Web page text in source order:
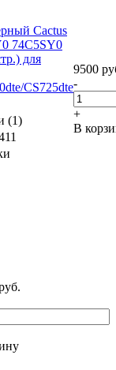
Cactus
74C5SY0
для
CS725dte
(1)
9500
-
+
В